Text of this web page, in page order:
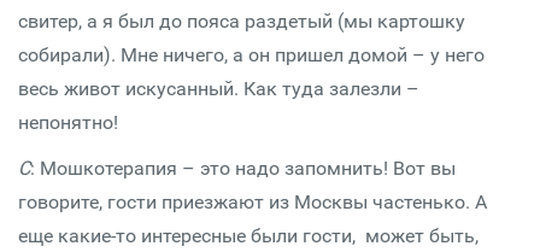
свитер, а я был до пояса раздетый (мы картошку
собирали). Мне ничего, а он пришел домой – у него
весь живот искусанный. Как туда залезли –
непонятно!
С: Мошкотерапия – это надо запомнить! Вот вы
говорите, гости приезжают из Москвы частенько. А
еще какие-то интересные были гости, может быть,